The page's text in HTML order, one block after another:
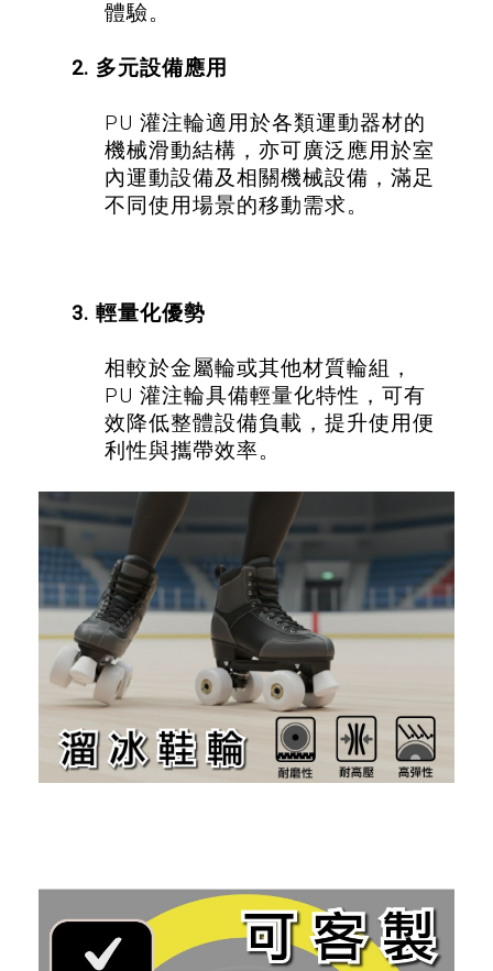
體驗。
2. 多元設備應用
PU 灌注輪適用於各類運動器材的
機械滑動結構，亦可廣泛應用於室
內運動設備及相關機械設備，滿足
不同使用場景的移動需求。
3. 輕量化優勢
相較於金屬輪或其他材質輪組，
PU 灌注輪具備輕量化特性，可有
效降低整體設備負載，提升使用便
利性與攜帶效率。